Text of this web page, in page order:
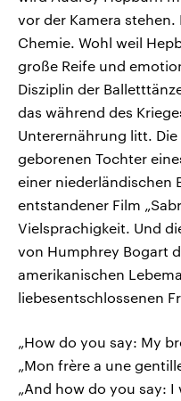
vor der Kamera
Chemie. Wohl weil
große Reife und
Disziplin der
das während des
Unterernährung litt.
geborenen Tochter
einer niederländischen
entstandener Film
Vielsprachigkeit. Und
von Humphrey Bogart
amerikanischen
liebesentschlossenen
„How do you say: My
„Mon frère a une
„And how do you say: I